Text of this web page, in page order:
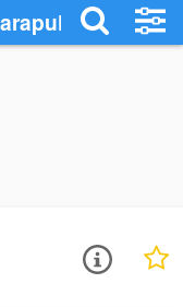
- Ouça